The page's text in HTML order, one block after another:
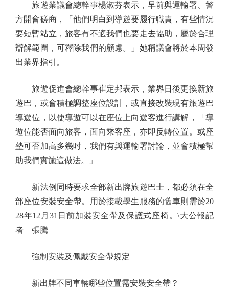
旅遊業議會總幹事楊淑芬表示，早前與運輸署、警
方開會磋商，「他們明白到導遊要履行職責，有些情況
要短暫站立，旅客有不適我們也要走去協助，屬於合理
辯解範圍，可釋除我們的顧慮。」她稱議會將於本周發
出業界指引。
旅遊促進會總幹事崔定邦表示，業界日後更換新旅
遊巴，或會積極調整座位設計，或直接改裝現有旅遊巴
導遊位，以使導遊可以在座位上向遊客進行講解，「導
遊位能否面向旅客，面向乘客座，亦即反轉位置。或座
墊可否加高多幾吋，我們有與運輸署討論，並會積極幫
助我們實施這做法。」
新法例同時要求全部新出牌旅遊巴士，都必須在全
部座位安裝安全帶。用於接載學生服務的舊車則需於20
28年12月31日前加裝安全帶及保護式座椅。\大公報記
者 張騰
強制安裝及佩戴安全帶規定
新出牌不同車輛哪些位置需安裝安全帶？